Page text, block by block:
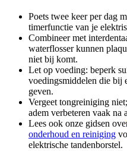
Poets twee keer per dag
timerfunctie van je
Combineer met
waterflosser kunnen
niet bij komt.
Let op voeding: beperk
voedingsmiddelen die bij
geven.
Vergeet tongreiniging
adem verbeteren vaak na
Lees ook onze gidsen
onderhoud en reiniging
elektrische tandenborstel.